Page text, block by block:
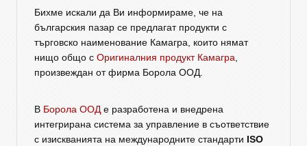
Бихме искали да Ви информираме, че на
българския пазар се предлагат продукти с
търговско наименование Камагра, които нямат
нищо общо с Оригиналния продукт Камагра,
произвеждан от фирма Борола ООД.
В Борола ООДе разработена и внедрена
интегрирана система за управление в съответствие
с изискванията на международните стандарти ISO